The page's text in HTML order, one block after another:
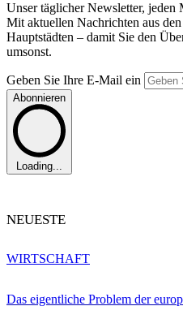
Unser täglicher Newsletter,
Mit aktuellen Nachrichten aus
Hauptstädten – damit Sie den
umsonst.
Geben Sie Ihre E-Mail ein
Abonnieren
Loading...
NEUESTE
Das eigentliche Problem der
WIRTSCHAFT